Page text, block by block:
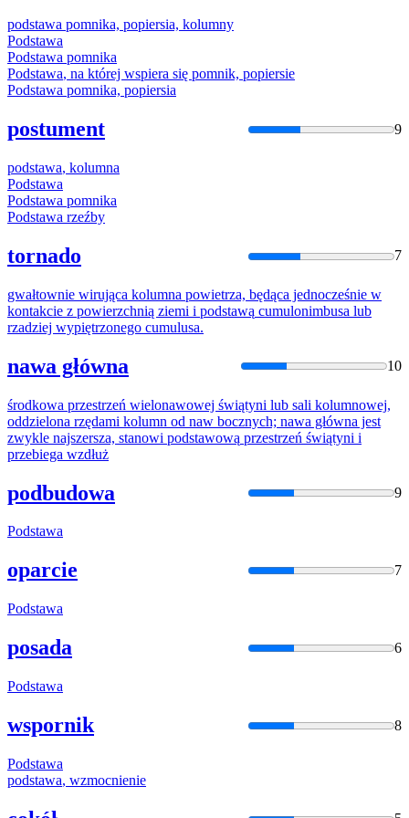
podstawa pomnika, popiersia, kolumny
Podstawa
Podstawa pomnika
Podstawa, na której wspiera się pomnik, popiersie
Podstawa pomnika, popiersia
postument 9
podstawa, kolumna
Podstawa
Podstawa pomnika
Podstawa rzeźby
tornado 7
gwałtownie wirująca kolumna powietrza, będąca jednocześnie w
kontakcie z powierzchnią ziemi i podstawą cumulonimbusa lub
rzadziej wypiętrzonego cumulusa.
nawa główna 10
środkowa przestrzeń wielonawowej świątyni lub sali kolumnowej,
oddzielona rzędami kolumn od naw bocznych; nawa główna jest
zwykle najszersza, stanowi podstawową przestrzeń świątyni i
przebiega wzdłuż
podbudowa 9
Podstawa
oparcie 7
Podstawa
posada 6
Podstawa
wspornik 8
Podstawa
podstawa, wzmocnienie